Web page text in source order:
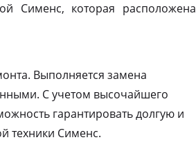
Сименс, которая расположена
Выполняется замена
С учетом высочайшего
гарантировать долгую и
техники Сименс.